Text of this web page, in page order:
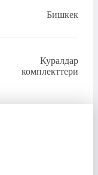
Бишкек
Куралдар
комплекттери